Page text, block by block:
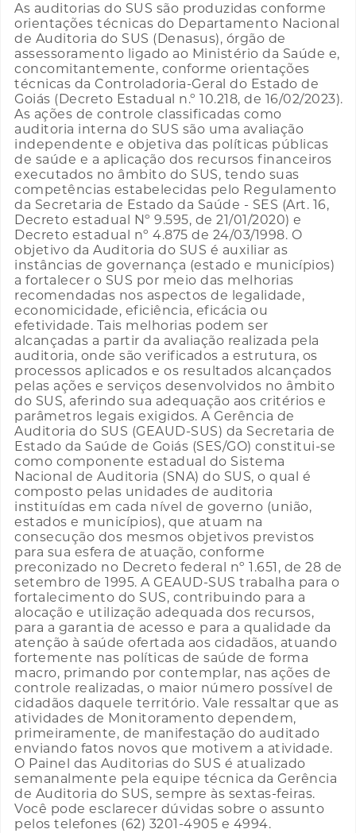
As auditorias do SUS são produzidas conforme
orientações técnicas do Departamento Nacional
de Auditoria do SUS (Denasus), órgão de
assessoramento ligado ao Ministério da Saúde e,
concomitantemente, conforme orientações
técnicas da Controladoria-Geral do Estado de
Goiás (Decreto Estadual n.º 10.218, de 16/02/2023).
As ações de controle classificadas como
auditoria interna do SUS são uma avaliação
independente e objetiva das políticas públicas
de saúde e a aplicação dos recursos financeiros
executados no âmbito do SUS, tendo suas
competências estabelecidas pelo Regulamento
da Secretaria de Estado da Saúde - SES (Art. 16,
Decreto estadual Nº 9.595, de 21/01/2020) e
Decreto estadual nº 4.875 de 24/03/1998. O
objetivo da Auditoria do SUS é auxiliar as
instâncias de governança (estado e municípios)
a fortalecer o SUS por meio das melhorias
recomendadas nos aspectos de legalidade,
economicidade, eficiência, eficácia ou
efetividade. Tais melhorias podem ser
alcançadas a partir da avaliação realizada pela
auditoria, onde são verificados a estrutura, os
processos aplicados e os resultados alcançados
pelas ações e serviços desenvolvidos no âmbito
do SUS, aferindo sua adequação aos critérios e
parâmetros legais exigidos. A Gerência de
Auditoria do SUS (GEAUD-SUS) da Secretaria de
Estado da Saúde de Goiás (SES/GO) constitui-se
como componente estadual do Sistema
Nacional de Auditoria (SNA) do SUS, o qual é
composto pelas unidades de auditoria
instituídas em cada nível de governo (união,
estados e municípios), que atuam na
consecução dos mesmos objetivos previstos
para sua esfera de atuação, conforme
preconizado no Decreto federal nº 1.651, de 28 de
setembro de 1995. A GEAUD-SUS trabalha para o
fortalecimento do SUS, contribuindo para a
alocação e utilização adequada dos recursos,
para a garantia de acesso e para a qualidade da
atenção à saúde ofertada aos cidadãos, atuando
fortemente nas políticas de saúde de forma
macro, primando por contemplar, nas ações de
controle realizadas, o maior número possível de
cidadãos daquele território. Vale ressaltar que as
atividades de Monitoramento dependem,
primeiramente, de manifestação do auditado
enviando fatos novos que motivem a atividade.
O Painel das Auditorias do SUS é atualizado
semanalmente pela equipe técnica da Gerência
de Auditoria do SUS, sempre às sextas-feiras.
Você pode esclarecer dúvidas sobre o assunto
pelos telefones (62) 3201-4905 e 4994.